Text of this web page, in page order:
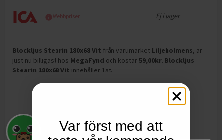
Webbpriser Ej i lager
Blockljus Stearin 180x68 Vit från varumärket Liljeholmens, är
just nu billigast hos MegaFynd och kostar 59,00kr. Blockljus
Stearin 180x68 Vit innehåller 1st.
Var först med att